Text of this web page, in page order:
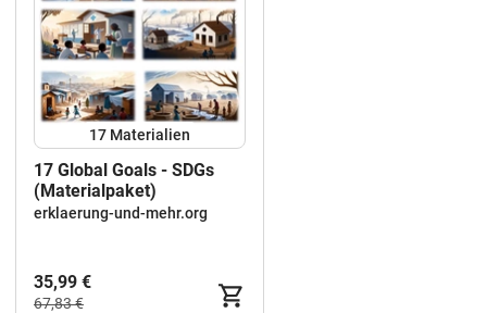
17 Materialien
17 Global Goals - SDGs
(Materialpaket)
erklaerung-und-mehr.org
35,99 €
67,83 €